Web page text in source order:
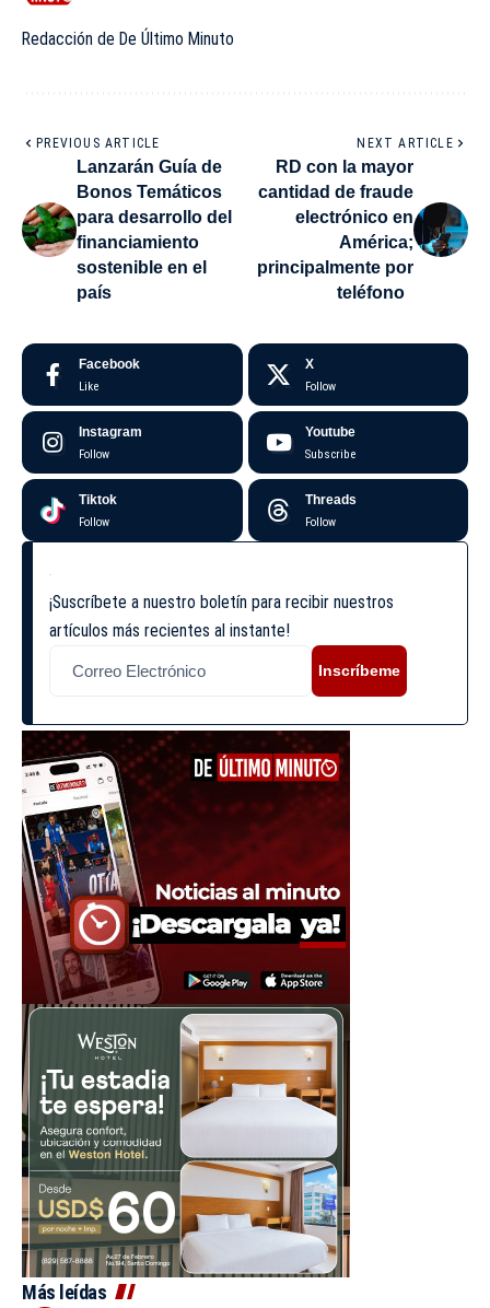
Redacción de De Último Minuto
PREVIOUS ARTICLE
Lanzarán Guía de
Bonos Temáticos
para desarrollo del
financiamiento
sostenible en el
país
NEXT ARTICLE
RD con la mayor
cantidad de fraude
electrónico en
América;
principalmente por
teléfono
Facebook
Like
X
Follow
Instagram
Follow
Youtube
Subscribe
Tiktok
Follow
Threads
Follow
¡Suscríbete a nuestro boletín para recibir nuestros
artículos más recientes al instante!
Inscríbeme
Más leídas